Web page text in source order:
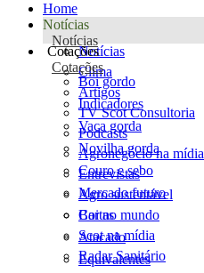
Home
Notícias
Notícias
Notícias
Clima
Artigos
TV Scot Consultoria
Podcasts
Agronegócio na mídia
Entrevistas
Agro sustentável
Cartas
Scot na mídia
Radar Sanitário
Cotações
Cotações
Boi gordo
Indicadores
Vaca gorda
Novilha gorda
Couro e sebo
Mercado futuro
Boi no mundo
Atacado
Equivalentes